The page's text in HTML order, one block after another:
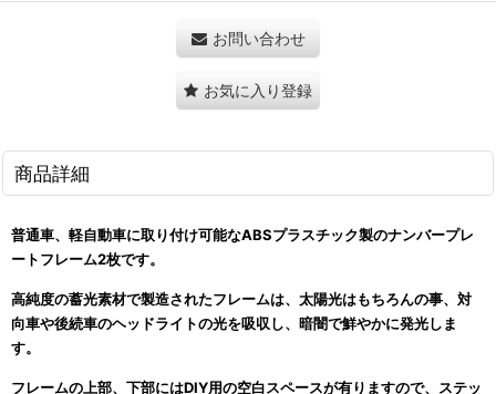
お問い合わせ
お気に入り登録
商品詳細
普通車、軽自動車に取り付け可能なABSプラスチック製のナンバープレ
ートフレーム2枚です。
高純度の蓄光素材で製造されたフレームは、太陽光はもちろんの事、対
向車や後続車のヘッドライトの光を吸収し、暗闇で鮮やかに発光しま
す。
フレームの上部、下部にはDIY用の空白スペースが有りますので、ステッ